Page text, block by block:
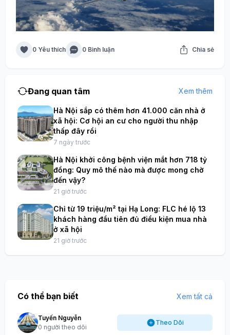
0 Yêu thích 0 Bình luận Chia sẻ
Đang quan tâm Xem thêm
Hà Nội sắp có thêm hơn 41.000 căn nhà ở
xã hội: Cơ hội an cư cho người thu nhập
thấp đây rồi
7 ngày trước
Hà Nội khởi công bệnh viện mắt hơn 718 tỷ
đồng: Quy mô thế nào mà được mong chờ
đến vậy?
21 giờ trước
Chỉ từ 19 triệu/m² tại Hạ Long: FLC hé lộ 13
khách hàng đầu tiên đủ điều kiện mua nhà
ở xã hội
21 giờ trước
Có thể bạn biết Xem tất cả
Tuyến Nguyễn
0 người theo dõi
Theo Dõi